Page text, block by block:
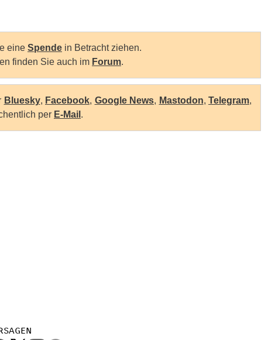
eine Spende in Betracht ziehen.
finden Sie auch im Forum.
Bluesky, Facebook, Google News, Mastodon, Telegram,
per E-Mail .